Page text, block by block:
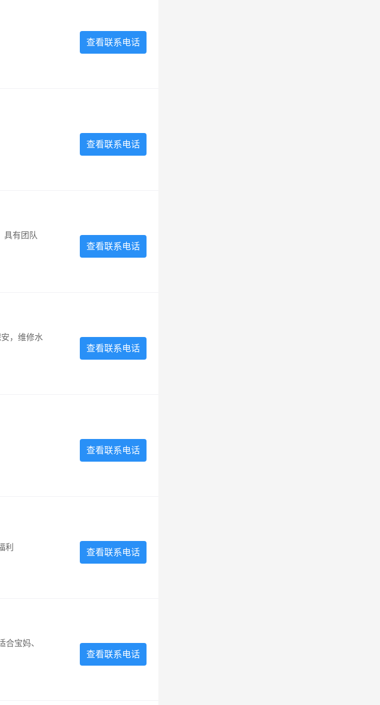
查看联系电话
查看联系电话
具有团队
查看联系电话
，维修水
查看联系电话
查看联系电话
利 查看联系电话
合宝妈、
查看联系电话